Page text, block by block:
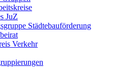
JuZ
Städtebauförderung
Verkehr